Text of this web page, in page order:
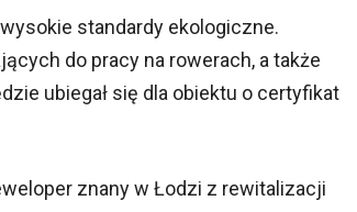
standardy ekologiczne.
do pracy na rowerach, a także
ubiegał się dla obiektu o certyfikat
znany w Łodzi z rewitalizacji